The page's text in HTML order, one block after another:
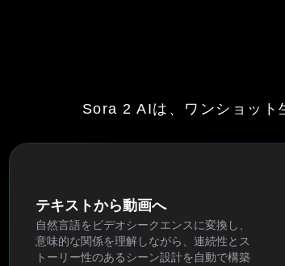
Sora 2 AIは、ワンショット
テキストから動画へ
自然言語をビデオシークエンスに変換し、
意味的な関係を理解しながら、連続性とス
トーリー性のあるシーン設計を自動で構築